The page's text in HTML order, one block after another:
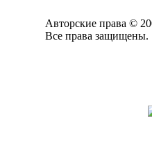
Авторские права ©
Все права защищены.